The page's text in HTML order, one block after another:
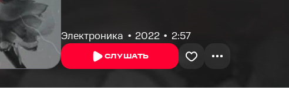
Электроника 2022 2:57
СЛУШАТЬ